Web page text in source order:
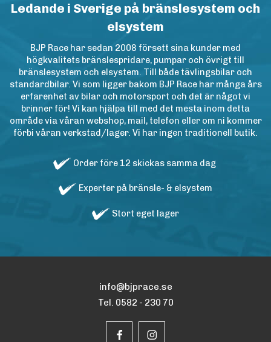
Ledande i Sverige på bränslesystem och
elsystem
BJP Race har sedan 2008 försett sina kunder med
högkvalitets bränslespridare, pumpar och övrigt till
bränslesystem och elsystem. Till både tävlingsbilar och
standardbilar. Vi som ligger bakom BJP Race har många års
erfarenhet av bilar och motorsport och det är något vi
brinner för! Vi kan hjälpa till med det mesta inom detta
område via våran webshop, mail, telefon eller om ni kommer
förbi våran verkstad/lager. Vi har ingen traditionell butik.
Order före 12 skickas samma dag
Experter på bränsle- & elsystem
Stort eget lager
info@bjprace.se
Tel. 0582 - 230 70